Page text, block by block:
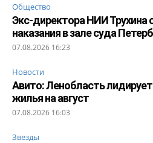
Общество
Экс-директора НИИ Трухина
наказания в зале суда
07.08.2026 16:23
Новости
Авито: Ленобласть
жилья на август
07.08.2026 16:03
Звезды